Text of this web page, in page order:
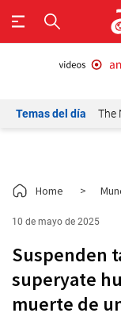
Temas del día The
Home >
10 de mayo de 2025
Suspenden
superyate
muerte de